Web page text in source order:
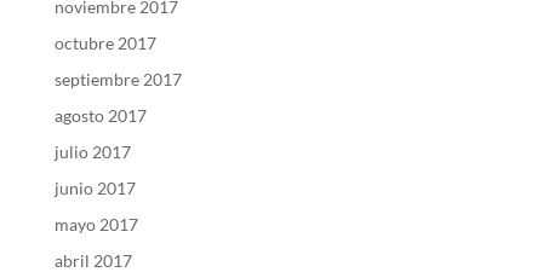
noviembre 2017
octubre 2017
septiembre 2017
agosto 2017
julio 2017
junio 2017
mayo 2017
abril 2017